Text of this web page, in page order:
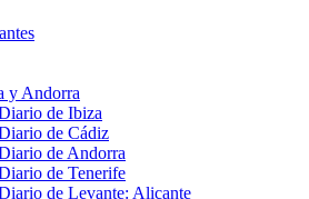
y Andorra
de Ibiza
de Cádiz
de Andorra
de Tenerife
de Levante: Alicante